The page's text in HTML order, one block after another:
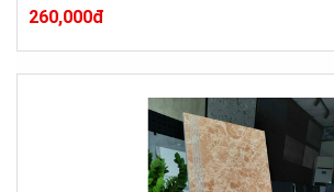
260,000đ